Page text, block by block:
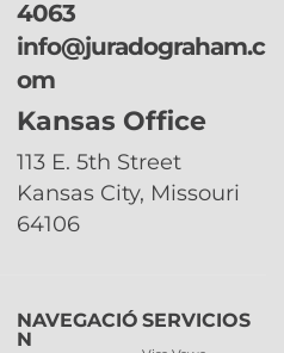
4063
info@juradograham.c
om
Kansas Office
113 E. 5th Street
Kansas City, Missouri
64106
NAVEGACIÓ
N
SERVICIOS